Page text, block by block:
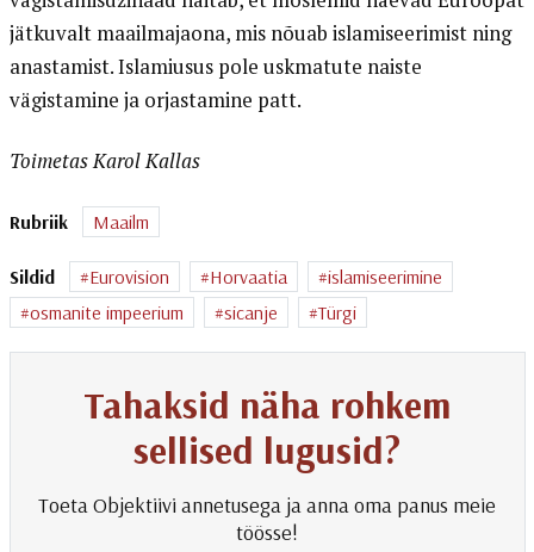
jätkuvalt maailmajaona, mis nõuab islamiseerimist ning
anastamist. Islamiusus pole uskmatute naiste
vägistamine ja orjastamine patt.
Toimetas Karol Kallas
Rubriik Maailm
Sildid Eurovision Horvaatia
islamiseerimine
osmanite impeerium
sicanje Türgi
Tahaksid näha rohkem
sellised lugusid?
Toeta Objektiivi annetusega ja anna oma panus meie
töösse!